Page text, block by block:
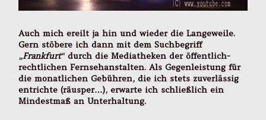
Auch mich ereilt ja hin und wieder die Langeweile.
Gern stöbere ich dann mit dem Suchbegriff
„Frankfurt“ durch die Mediatheken der öffentlich-
rechtlichen Fernsehanstalten. Als Gegenleistung für
die monatlichen Gebühren, die ich stets zuverlässig
entrichte (räusper…), erwarte ich schließlich ein
Mindestmaß an Unterhaltung.